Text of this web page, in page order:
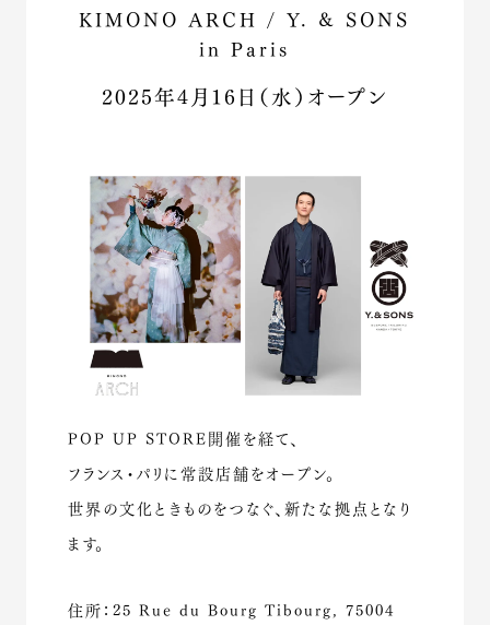
KIMONO ARCH / Y. & SONS
in Paris
2025年4月16日（水）オープン
POP UP STORE開催を経て、
フランス・パリに常設店舗をオープン。
世界の文化ときものをつなぐ、新たな拠点となり
ます。
住所：25 Rue du Bourg Tibourg, 75004